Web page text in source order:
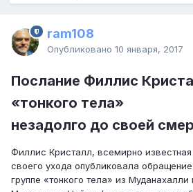
ram108
Опубликовано 10 января, 2017
Послание Филлис
«тонкого тела»
незадолго до своей
Филлис Кристалл, всемирно
своего ухода опубликовала
группе «тонкого тела» из